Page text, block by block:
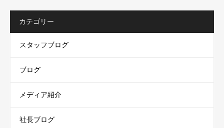
カテゴリー
スタッフブログ
ブログ
メディア紹介
社長ブログ